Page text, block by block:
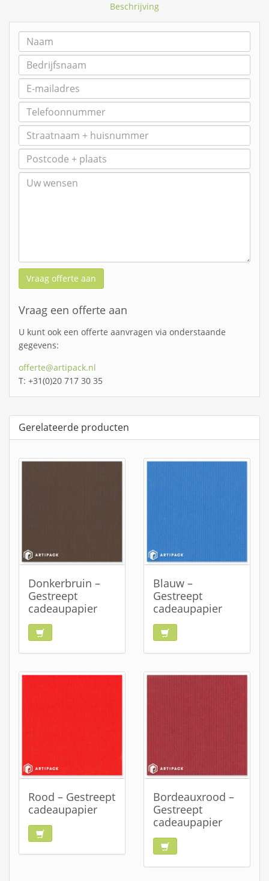
Beschrijving
Vraag offerte aan
Vraag een offerte aan
U kunt ook een offerte aanvragen via onderstaande
gegevens:
offerte@artipack.nl
T: +31(0)20 717 30 35
Gerelateerde producten
Donkerbruin –
Gestreept
cadeaupapier
Blauw –
Gestreept
cadeaupapier
Rood – Gestreept
cadeaupapier
Bordeauxrood –
Gestreept
cadeaupapier